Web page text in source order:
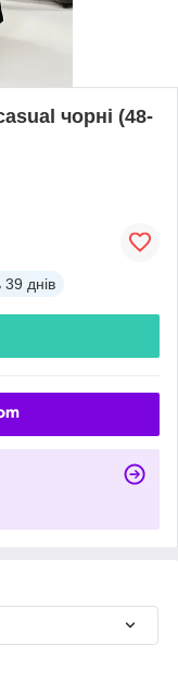
чорні (48-
39 днів